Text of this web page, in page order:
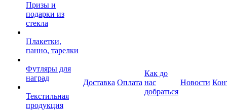
Призы и
подарки из
стекла
Плакетки,
панно, тарелки
Футляры для
наград
Текстильная
продукция
Доставка Оплата
Как до
нас
добраться
Новости